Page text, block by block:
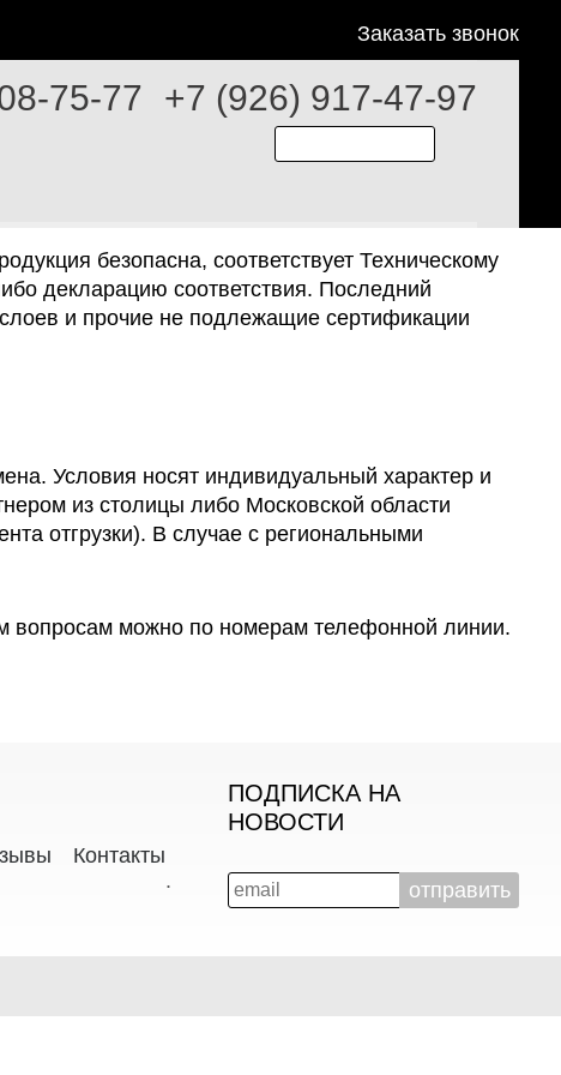
Заказать звонок
75-77 +7 (926) 917-47-97
безопасна, соответствует Техническому
декларацию соответствия. Последний
и прочие не подлежащие сертификации
Условия носят индивидуальный характер и
из столицы либо Московской области
отгрузки). В случае с региональными
вопросам можно по номерам телефонной линии.
Контакты
ПОДПИСКА НА
НОВОСТИ